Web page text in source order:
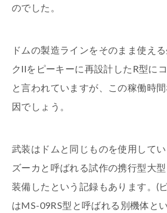
のでした。
ドムの製造ラインをそのまま使え
クIIをピーキーに再設計したR型に
と言われていますが、この稼働時
因でしょう。
武装はドムと同じものを使用して
ズーカと呼ばれる試作の携行型大
装備したという記録もあります。(
はMS-09RS型と呼ばれる別機体と